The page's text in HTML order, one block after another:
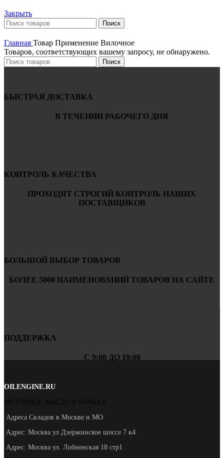
Закрыть
Поиск
Главная Товар Применение Вилочное
Товаров, соответствующих вашему запросу, не обнаружено.
Поиск
БЫСТРАЯ ДОСТАВКА
В ТЕЧЕНИИ РАБОЧЕГО ДНЯ
КОНТРОЛЬ КАЧЕСТВА
ПРОХОДЯТ СТРОГИЙ КОНТРОЛЬ НАШИХ
ПОСТАВЩИКОВ
БОЛЬШОЙ ВЫБОР ТОВАРОВ
БОЛЕЕ 5000 НАИМЕНОВАНИЙ ТОВАРОВ НА САЙТЕ
ПОДДЕРЖКА
С 9:00 ДО 19:00
OILENGINE.RU
МОТОРНОЕ МАСЛО В БОЧКАХ
Адреса Складов в Москве и МО
Адрес: Москва ул Дзержинское шоссе 7 к4
Адрес: Москва ул. Лобненская 18 стр1